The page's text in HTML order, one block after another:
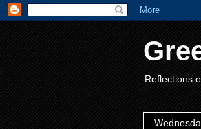
Reflections